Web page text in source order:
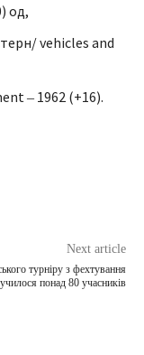
од,
vehicles and
‒ 1962 (+16).
Next article
турніру з фехтування
понад 80 учасників